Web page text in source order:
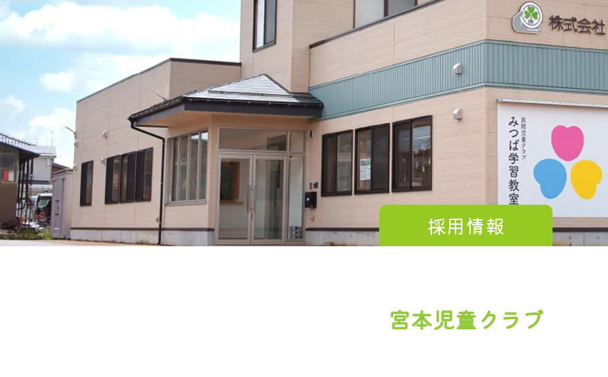
採用情報
宮本児童クラブ